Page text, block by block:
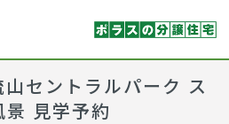
セントラルパーク ス
見学予約